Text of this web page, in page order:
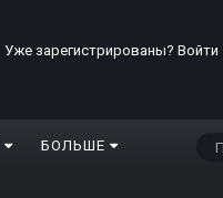
Уже зарегистрированы? Войти
БОЛЬШЕ